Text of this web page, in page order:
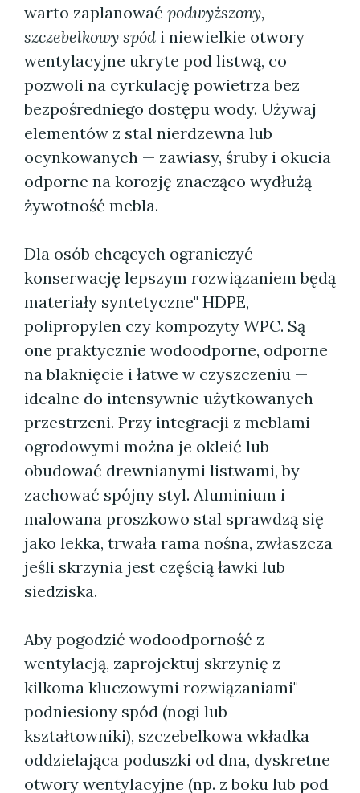
warto zaplanować podwyższony,
szczebelkowy spód i niewielkie otwory
wentylacyjne ukryte pod listwą, co
pozwoli na cyrkulację powietrza bez
bezpośredniego dostępu wody. Używaj
elementów z stal nierdzewna lub
ocynkowanych — zawiasy, śruby i okucia
odporne na korozję znacząco wydłużą
żywotność mebla.
Dla osób chcących ograniczyć
konserwację lepszym rozwiązaniem będą
materiały syntetyczne" HDPE,
polipropylen czy kompozyty WPC. Są
one praktycznie wodoodporne, odporne
na blaknięcie i łatwe w czyszczeniu —
idealne do intensywnie użytkowanych
przestrzeni. Przy integracji z meblami
ogrodowymi można je okleić lub
obudować drewnianymi listwami, by
zachować spójny styl. Aluminium i
malowana proszkowo stal sprawdzą się
jako lekka, trwała rama nośna, zwłaszcza
jeśli skrzynia jest częścią ławki lub
siedziska.
Aby pogodzić wodoodporność z
wentylacją, zaprojektuj skrzynię z
kilkoma kluczowymi rozwiązaniami"
podniesiony spód (nogi lub
kształtowniki), szczebelkowa wkładka
oddzielająca poduszki od dna, dyskretne
otwory wentylacyjne (np. z boku lub pod